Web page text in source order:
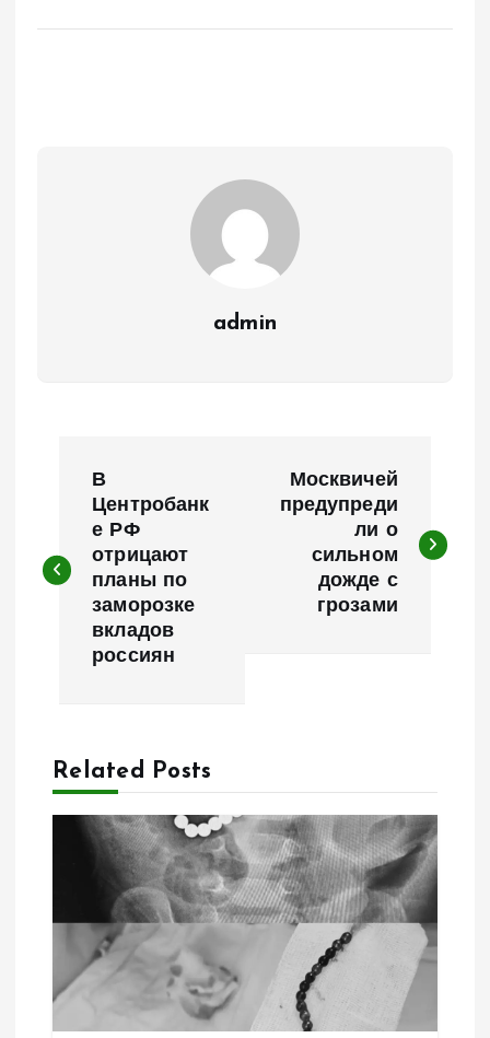
admin
в
ц
о
В
Центробанк
е РФ
отрицают
планы по
заморозке
вкладов
россиян
Москвичей
предупреди
ли о
сильном
дожде с
грозами
Related Posts